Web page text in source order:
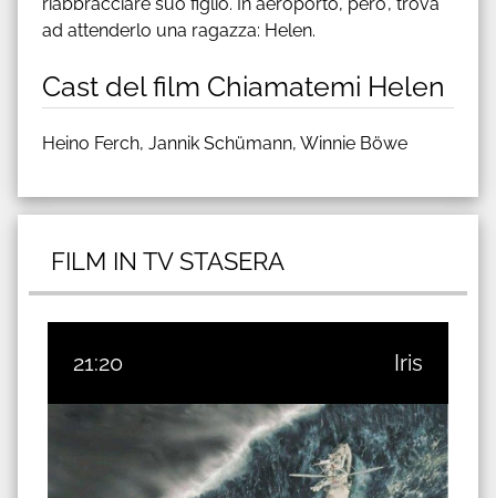
ad attenderlo una ragazza: Helen.
Cast del film Chiamatemi Helen
Heino Ferch, Jannik Schümann, Winnie Böwe
FILM IN TV STASERA
21:20 Iris